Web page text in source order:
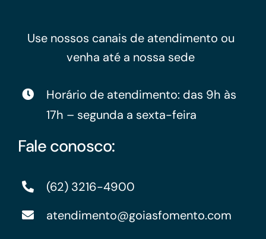
Use nossos canais de atendimento ou
venha até a nossa sede
Horário de atendimento: das 9h às
17h – segunda a sexta-feira
Fale conosco:
(62) 3216-4900
atendimento@goiasfomento.com